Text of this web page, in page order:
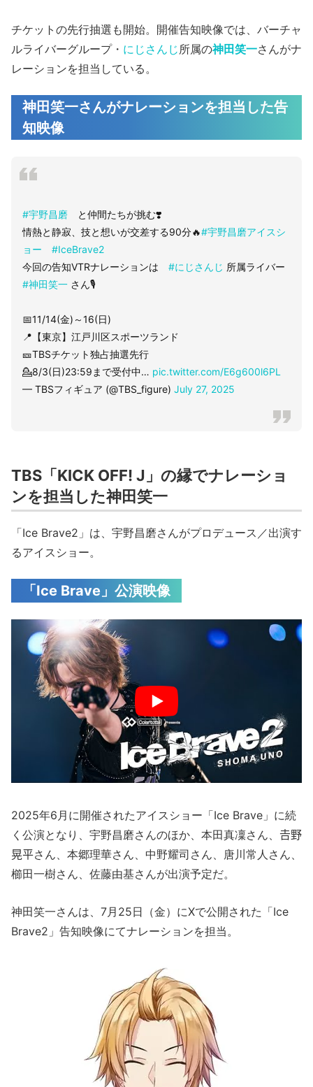
チケットの先行抽選も開始。開催告知映像では、バーチャ
ルライバーグループ・ にじさんじ 所属の神田笑一さんがナ
レーションを担当している。
神田笑一さんがナレーションを担当した告
知映像
#宇野昌磨 と仲間たちが挑む❣️
情熱と静寂、技と想いが交差する90分🔥#宇野昌磨アイスシ
ョー
#IceBrave2
今回の告知VTRナレーションは #にじさんじ 所属ライバー
#神田笑一 さん🎙️
📅11/14(金)～16(日)
📍【東京】江戸川区スポーツランド
🎫TBSチケット独占抽選先行
💁8/3(日)23:59まで受付中… pic.twitter.com/E6g600l6PL
— TBSフィギュア (@TBS_figure) July 27, 2025
TBS「KICK OFF! J」の縁でナレーショ
ンを担当した神田笑一
「Ice Brave2」は、宇野昌磨さんがプロデュース／出演す
るアイスショー。
「Ice Brave」公演映像
2025年6月に開催されたアイスショー「Ice Brave」に続
く公演となり、宇野昌磨さんのほか、本田真凜さん、𠮷野
晃平さん、本郷理華さん、中野耀司さん、唐川常人さん、
櫛田一樹さん、佐藤由基さんが出演予定だ。
神田笑一さんは、7月25日（金）にXで公開された「Ice
Brave2」告知映像にてナレーションを担当。